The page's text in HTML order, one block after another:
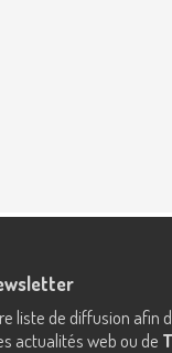
liste de diffusion afin
actualités web ou de